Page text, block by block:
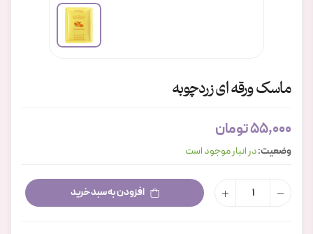
ماسک ورقه ای زردچوبه
55,000 تومان
وضعیت:در انبار موجود است
افزودن به سبد خرید